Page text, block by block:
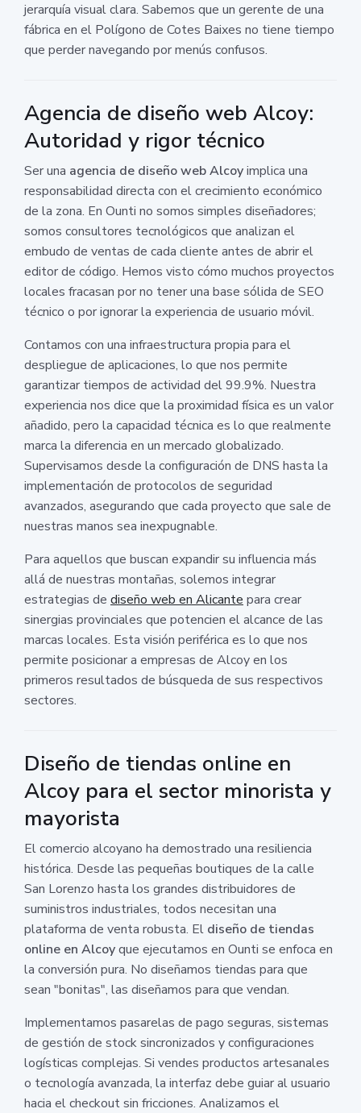
jerarquía visual clara. Sabemos que un gerente de una
fábrica en el Polígono de Cotes Baixes no tiene tiempo
que perder navegando por menús confusos.
Agencia de diseño web Alcoy:
Autoridad y rigor técnico
Ser una agencia de diseño web Alcoyimplica una
responsabilidad directa con el crecimiento económico
de la zona. En Ounti no somos simples diseñadores;
somos consultores tecnológicos que analizan el
embudo de ventas de cada cliente antes de abrir el
editor de código. Hemos visto cómo muchos proyectos
locales fracasan por no tener una base sólida de SEO
técnico o por ignorar la experiencia de usuario móvil.
Contamos con una infraestructura propia para el
despliegue de aplicaciones, lo que nos permite
garantizar tiempos de actividad del 99.9%. Nuestra
experiencia nos dice que la proximidad física es un valor
añadido, pero la capacidad técnica es lo que realmente
marca la diferencia en un mercado globalizado.
Supervisamos desde la configuración de DNS hasta la
implementación de protocolos de seguridad
avanzados, asegurando que cada proyecto que sale de
nuestras manos sea inexpugnable.
Para aquellos que buscan expandir su influencia más
allá de nuestras montañas, solemos integrar
estrategias de diseño web en Alicante para crear
sinergias provinciales que potencien el alcance de las
marcas locales. Esta visión periférica es lo que nos
permite posicionar a empresas de Alcoy en los
primeros resultados de búsqueda de sus respectivos
sectores.
Diseño de tiendas online en
Alcoy para el sector minorista y
mayorista
El comercio alcoyano ha demostrado una resiliencia
histórica. Desde las pequeñas boutiques de la calle
San Lorenzo hasta los grandes distribuidores de
suministros industriales, todos necesitan una
plataforma de venta robusta. El diseño de tiendas
online en Alcoyque ejecutamos en Ounti se enfoca en
la conversión pura. No diseñamos tiendas para que
sean "bonitas", las diseñamos para que vendan.
Implementamos pasarelas de pago seguras, sistemas
de gestión de stock sincronizados y configuraciones
logísticas complejas. Si vendes productos artesanales
o tecnología avanzada, la interfaz debe guiar al usuario
hacia el checkout sin fricciones. Analizamos el